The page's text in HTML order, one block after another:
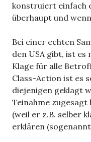
konstruiert einfach
überhaupt und
Bei einer echten
den USA gibt, ist
Klage für alle
Class-Action ist es
diejenigen geklagt
Teinahme zugesagt
(weil er z.B. selber
erklären